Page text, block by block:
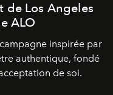
de Los Angeles
ALO
inspirée par
authentique, fondé
de soi.